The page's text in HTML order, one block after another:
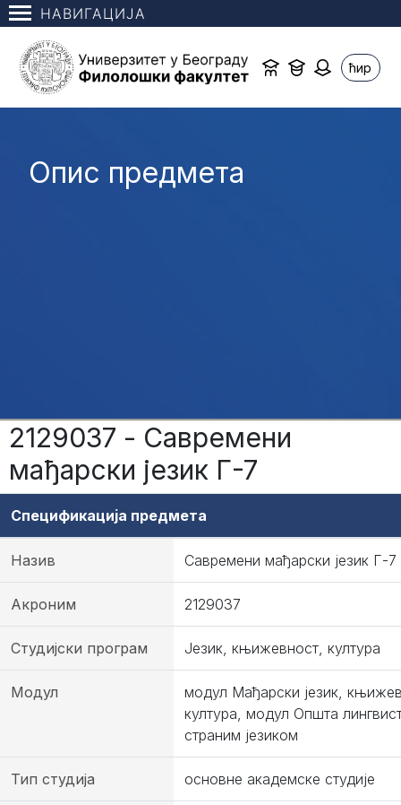
НАВИГАЦИЈА
ћир
Опис предмета
2129037 - Савремени
мађарски језик Г-7
Спецификација предмета
Назив Савремени мађарски језик Г-7
Акроним 2129037
Студијски програм Језик, књижевност, култура
Модул
модул Мађарски језик,
култура, модул Општа
страним језиком
Тип студија основне академске студије